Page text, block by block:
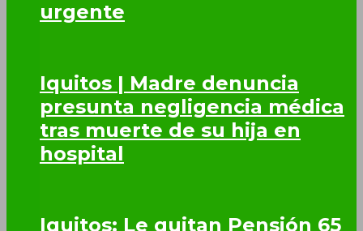
urgente
Iquitos | Madre denuncia
presunta negligencia médica
tras muerte de su hija en
hospital
Iquitos: Le quitan Pensión 65